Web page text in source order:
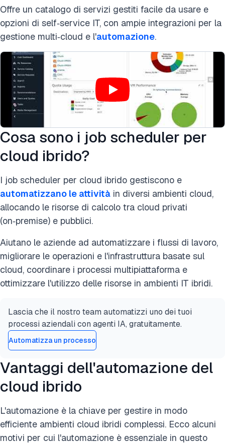
Offre un catalogo di servizi gestiti facile da usare e
opzioni di self‑service IT, con ampie integrazioni per la
gestione multi‑cloud e l'automazione.
Cosa sono i job scheduler per
cloud ibrido?
I job scheduler per cloud ibrido gestiscono e
automatizzano le attività in diversi ambienti cloud,
allocando le risorse di calcolo tra cloud privati
(on‑premise) e pubblici.
Aiutano le aziende ad automatizzare i flussi di lavoro,
migliorare le operazioni e l'infrastruttura basate sul
cloud, coordinare i processi multipiattaforma e
ottimizzare l'utilizzo delle risorse in ambienti IT ibridi.
Lascia che il nostro team automatizzi uno dei tuoi
processi aziendali con agenti IA, gratuitamente.
Automatizza un processo
Vantaggi dell'automazione del
cloud ibrido
L'automazione è la chiave per gestire in modo
efficiente ambienti cloud ibridi complessi. Ecco alcuni
motivi per cui l'automazione è essenziale in questo